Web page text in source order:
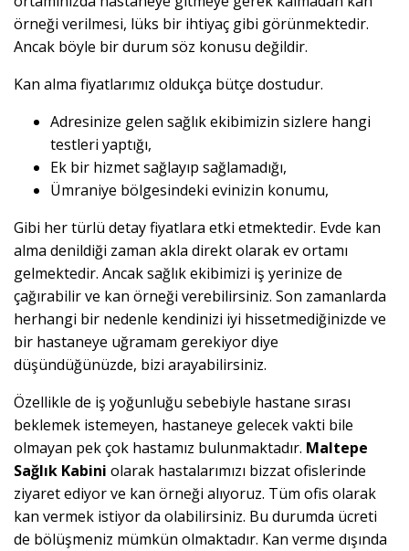
örneği verilmesi, lüks bir ihtiyaç gibi görünmektedir.
Ancak böyle bir durum söz konusu değildir.
Kan alma fiyatlarımız oldukça bütçe dostudur.
Adresinize gelen sağlık ekibimizin sizlere hangi
testleri yaptığı,
Ek bir hizmet sağlayıp sağlamadığı,
Ümraniye bölgesindeki evinizin konumu,
Gibi her türlü detay fiyatlara etki etmektedir. Evde kan
alma denildiği zaman akla direkt olarak ev ortamı
gelmektedir. Ancak sağlık ekibimizi iş yerinize de
çağırabilir ve kan örneği verebilirsiniz. Son zamanlarda
herhangi bir nedenle kendinizi iyi hissetmediğinizde ve
bir hastaneye uğramam gerekiyor diye
düşündüğünüzde, bizi arayabilirsiniz.
Özellikle de iş yoğunluğu sebebiyle hastane sırası
beklemek istemeyen, hastaneye gelecek vakti bile
olmayan pek çok hastamız bulunmaktadır. Maltepe
Sağlık Kabini olarak hastalarımızı bizzat ofislerinde
ziyaret ediyor ve kan örneği alıyoruz. Tüm ofis olarak
kan vermek istiyor da olabilirsiniz. Bu durumda ücreti
de bölüşmeniz mümkün olmaktadır. Kan verme dışında